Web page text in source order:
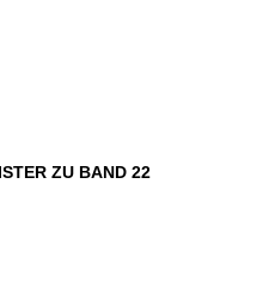
ZU BAND 22